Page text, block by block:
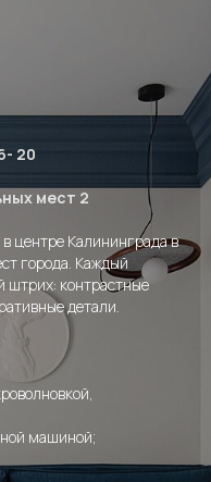
20
мест 2
центре Калининграда в
города. Каждый
штрих: контрастные
детали.
машиной;